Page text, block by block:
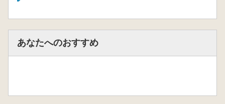
あなたへのおすすめ